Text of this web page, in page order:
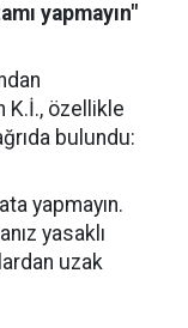
yapmayın"
K.İ., özellikle
bulundu:
yapmayın.
yasaklı
uzak